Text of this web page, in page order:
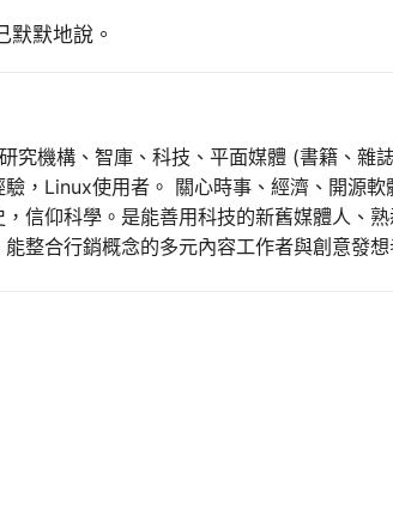
默默地說。
究機構、智庫、科技、平面媒體 (書籍、雜
，Linux使用者。 關心時事、經濟、開源
信仰科學。是能善用科技的新舊媒體人、
整合行銷概念的多元內容工作者與創意發想